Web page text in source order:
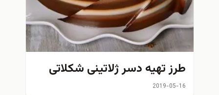
طرز تهیه دسر ژلاتینی شکلاتی
2019-05-16